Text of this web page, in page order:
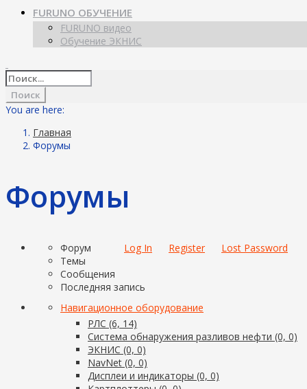
FURUNO ОБУЧЕНИЕ
FURUNO видео
Обучение ЭКНИС
You are here:
Главная
Форумы
Форумы
Log In Register Lost Password
Форум
Темы
Сообщения
Последняя запись
Навигационное оборудование
РЛС (6, 14)
Система обнаружения разливов нефти (0, 0)
ЭКНИС (0, 0)
NavNet (0, 0)
Дисплеи и индикаторы (0, 0)